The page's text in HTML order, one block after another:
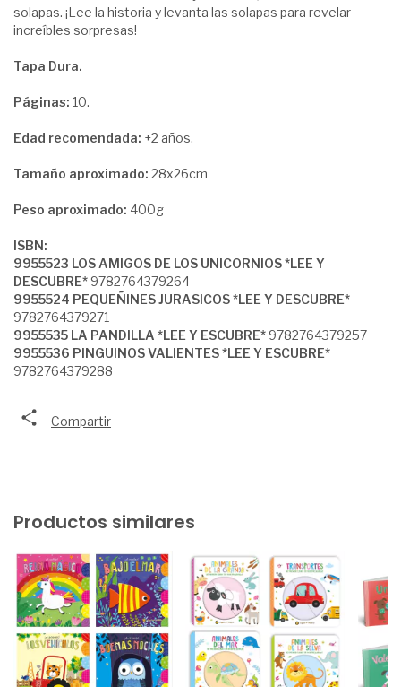
solapas. ¡Lee la historia y levanta las solapas para revelar
increíbles sorpresas!
Tapa Dura.
Páginas: 10.
Edad recomendada: +2 años.
Tamaño aproximado: 28x26cm
Peso aproximado: 400g
ISBN:
9955523 LOS AMIGOS DE LOS UNICORNIOS *LEE Y
DESCUBRE* 9782764379264
9955524 PEQUEÑINES JURASICOS *LEE Y DESCUBRE*
9782764379271
9955535 LA PANDILLA *LEE Y ESCUBRE* 9782764379257
9955536 PINGUINOS VALIENTES *LEE Y ESCUBRE*
9782764379288
Compartir
Productos similares